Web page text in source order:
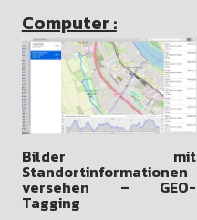
Computer :
Bilder mit
Standortinformationen
versehen – GEO-
Tagging